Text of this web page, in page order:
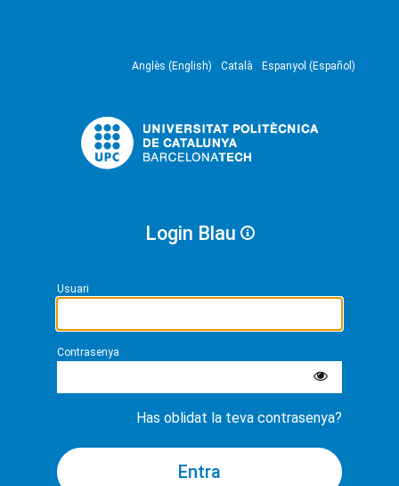
Anglès (English) Català Espanyol (Español)
Login Blau
Usuari
Contrasenya
Has oblidat la teva contrasenya?